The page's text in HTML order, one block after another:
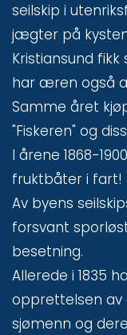
seilskip i
jægter på
Kristiansund
har æren også
Samme året
"Fiskeren" og
I årene 1868-
fruktbåter i fart!
Av byens
forsvant
besetning.
Allerede i 1835
opprettelsen av
sjømenn og